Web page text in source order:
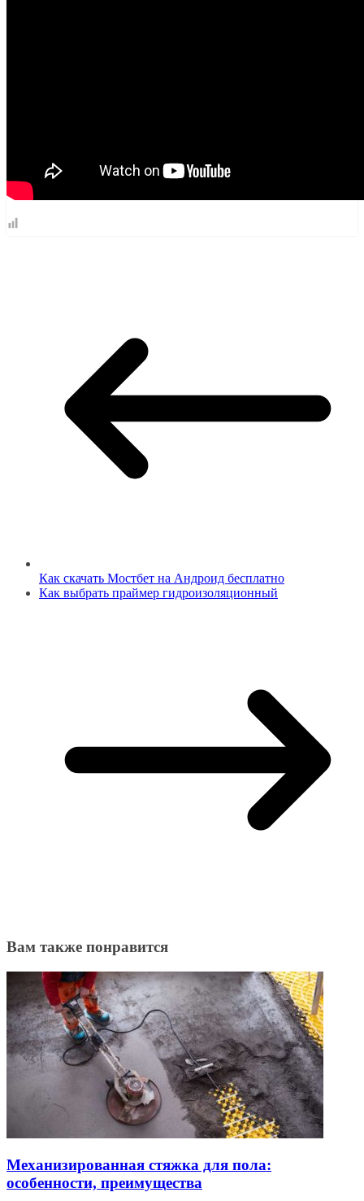
Как скачать Мостбет на Андроид бесплатно
Как выбрать праймер гидроизоляционный
Вам также понравится
Механизированная стяжка для пола:
особенности, преимущества